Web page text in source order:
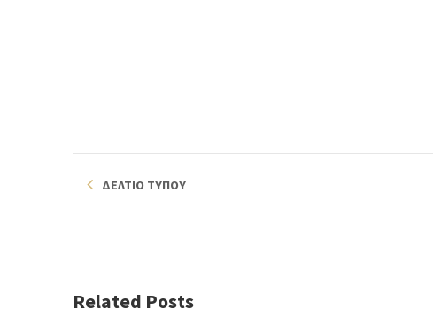
ΔΕΛΤΙΟ ΤΥΠΟΥ
Related Posts